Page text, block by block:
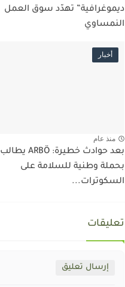
ديموغرافية” تهدّد سوق العمل
النمساوي
أخبار
منذ عام
بعد حوادث خطيرة: ARBÖ يطالب
بحملة وطنية للسلامة على
السكوترات...
تعليقات
إرسال تعليق